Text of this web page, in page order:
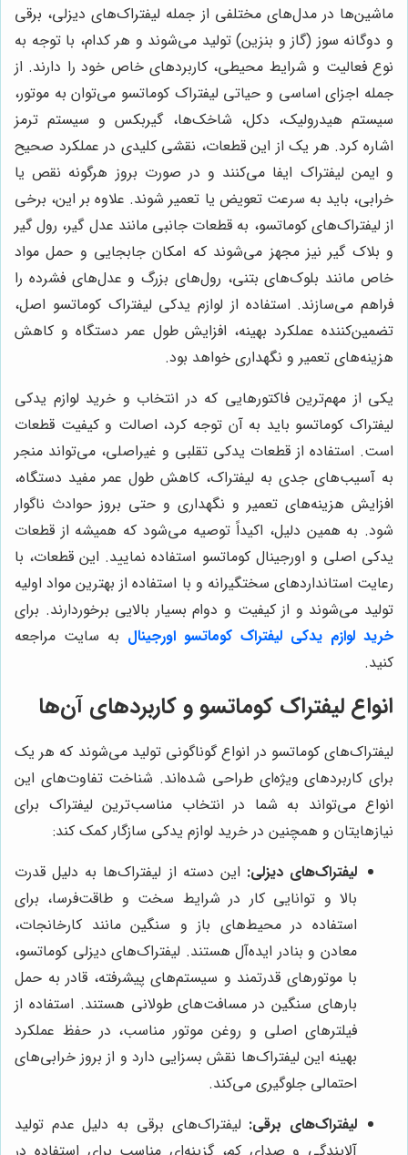
ماشین‌ها در مدل‌های مختلفی از جمله لیفتراک‌های دیزلی، برقی
و دوگانه سوز (گاز و بنزین) تولید می‌شوند و هر کدام، با توجه به
نوع فعالیت و شرایط محیطی، کاربردهای خاص خود را دارند. از
جمله اجزای اساسی و حیاتی لیفتراک کوماتسو می‌توان به موتور،
سیستم هیدرولیک، دکل، شاخک‌ها، گیربکس و سیستم ترمز
اشاره کرد. هر یک از این قطعات، نقشی کلیدی در عملکرد صحیح
و ایمن لیفتراک ایفا می‌کنند و در صورت بروز هرگونه نقص یا
خرابی، باید به سرعت تعویض یا تعمیر شوند. علاوه بر این، برخی
از لیفتراک‌های کوماتسو، به قطعات جانبی مانند عدل گیر، رول گیر
و بلاک گیر نیز مجهز می‌شوند که امکان جابجایی و حمل مواد
خاص مانند بلوک‌های بتنی، رول‌های بزرگ و عدل‌های فشرده را
فراهم می‌سازند. استفاده از لوازم یدکی لیفتراک کوماتسو اصل،
تضمین‌کننده عملکرد بهینه، افزایش طول عمر دستگاه و کاهش
هزینه‌های تعمیر و نگهداری خواهد بود.
یکی از مهم‌ترین فاکتورهایی که در انتخاب و خرید لوازم یدکی
لیفتراک کوماتسو باید به آن توجه کرد، اصالت و کیفیت قطعات
است. استفاده از قطعات یدکی تقلبی و غیراصلی، می‌تواند منجر
به آسیب‌های جدی به لیفتراک، کاهش طول عمر مفید دستگاه،
افزایش هزینه‌های تعمیر و نگهداری و حتی بروز حوادث ناگوار
شود. به همین دلیل، اکیداً توصیه می‌شود که همیشه از قطعات
یدکی اصلی و اورجینال کوماتسو استفاده نمایید. این قطعات، با
رعایت استانداردهای سختگیرانه و با استفاده از بهترین مواد اولیه
تولید می‌شوند و از کیفیت و دوام بسیار بالایی برخوردارند. برای
خرید لوازم یدکی لیفتراک کوماتسو اورجینال به سایت مراجعه
کنید.
انواع لیفتراک کوماتسو و کاربردهای آن‌ها
لیفتراک‌های کوماتسو در انواع گوناگونی تولید می‌شوند که هر یک
برای کاربردهای ویژه‌ای طراحی شده‌اند. شناخت تفاوت‌های این
انواع می‌تواند به شما در انتخاب مناسب‌ترین لیفتراک برای
نیازهایتان و همچنین در خرید لوازم یدکی سازگار کمک کند:
لیفتراک‌های دیزلی: این دسته از لیفتراک‌ها به دلیل قدرت
بالا و توانایی کار در شرایط سخت و طاقت‌فرسا، برای
استفاده در محیط‌های باز و سنگین مانند کارخانجات،
معادن و بنادر ایده‌آل هستند. لیفتراک‌های دیزلی کوماتسو،
با موتورهای قدرتمند و سیستم‌های پیشرفته، قادر به حمل
بارهای سنگین در مسافت‌های طولانی هستند. استفاده از
فیلترهای اصلی و روغن موتور مناسب، در حفظ عملکرد
بهینه این لیفتراک‌ها نقش بسزایی دارد و از بروز خرابی‌های
احتمالی جلوگیری می‌کند.
لیفتراک‌های برقی: لیفتراک‌های برقی به دلیل عدم تولید